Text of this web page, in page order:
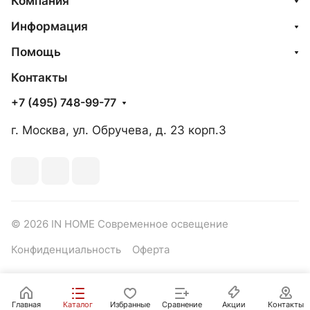
Информация
Помощь
Контакты
+7 (495) 748-99-77
г. Москва, ул. Обручева, д. 23 корп.3
© 2026 IN HOME Современное освещение
Конфиденциальность Оферта
Главная Каталог Избранные Сравнение Акции Контакты